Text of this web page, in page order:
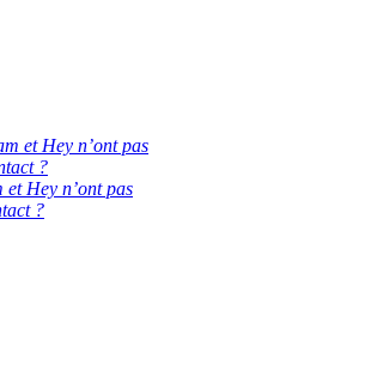
et Hey n’ont pas
?
Hey n’ont pas
?